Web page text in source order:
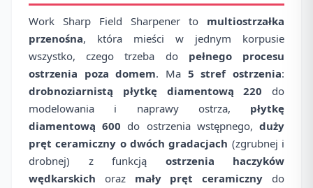
Work Sharp Field Sharpener to multiostrzałka
przenośna, która mieści w jednym korpusie
wszystko, czego trzeba do pełnego procesu
ostrzenia poza domem. Ma 5 stref ostrzenia:
drobnoziarnistą płytkę diamentową 220 do
modelowania i naprawy ostrza, płytkę
diamentową 600 do ostrzenia wstępnego,duży
pręt ceramiczny o dwóch gradacjach (zgrubnej i
drobnej) z funkcją ostrzenia haczyków
wędkarskich oraz mały pręt ceramiczny do